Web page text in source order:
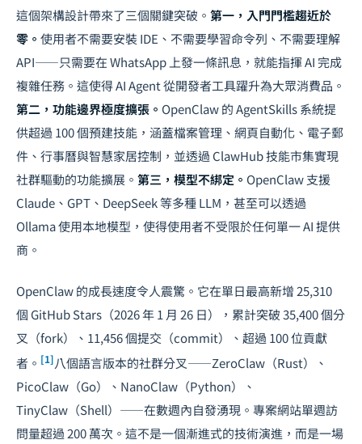
這個架構設計帶來了三個關鍵突破。 第一，入門門檻趨近於
零。 使用者不需要安裝 IDE、不需要學習命令列、不需要理解
API——只需要在 WhatsApp 上發一條訊息，就能指揮 AI 完成
複雜任務。這使得 AI Agent 從開發者工具躍升為大眾消費品。
第二，功能邊界極度擴張。 OpenClaw 的 AgentSkills 系統提
供超過 100 個預建技能，涵蓋檔案管理、網頁自動化、電子郵
件、行事曆與智慧家居控制，並透過 ClawHub 技能市集實現
社群驅動的功能擴展。 第三，模型不綁定。 OpenClaw 支援
Claude、GPT、DeepSeek 等多種 LLM，甚至可以透過
Ollama 使用本地模型，使得使用者不受限於任何單一 AI 提供
商。
OpenClaw 的成長速度令人震驚。它在單日最高新增 25,310
個 GitHub Stars（2026 年 1 月 26 日），累計突破 35,400 個分
叉（fork）、11,456 個提交（commit）、超過 100 位貢獻
者。 [1]八個語言版本的社群分叉——ZeroClaw（Rust）、
PicoClaw（Go）、NanoClaw（Python）、
TinyClaw（Shell）——在數週內自發湧現。專案網站單週訪
問量超過 200 萬次。這不是一個漸進式的技術演進，而是一場